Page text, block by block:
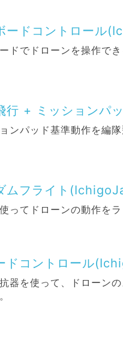
ードコントロール
ドでドローンを操作で
行 + ミッションパ
ンパッド基準動作を編
ムフライト
ってドローンの動作を
ドコントロール
器を使って、ドローン